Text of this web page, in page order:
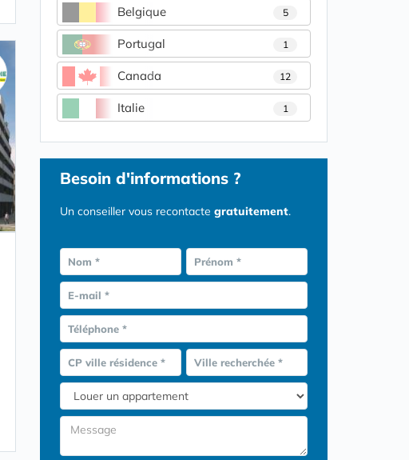
Belgique 5
Portugal 1
Canada 12
Italie 1
Besoin d'informations ?
Un conseiller vous recontacte gratuitement.
Nom * Prénom *
E-mail *
Téléphone *
CP ville résidence * Ville recherchée *